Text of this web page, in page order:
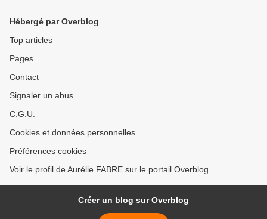
Hébergé par Overblog
Top articles
Pages
Contact
Signaler un abus
C.G.U.
Cookies et données personnelles
Préférences cookies
Voir le profil de Aurélie FABRE sur le portail Overblog
Créer un blog sur Overblog